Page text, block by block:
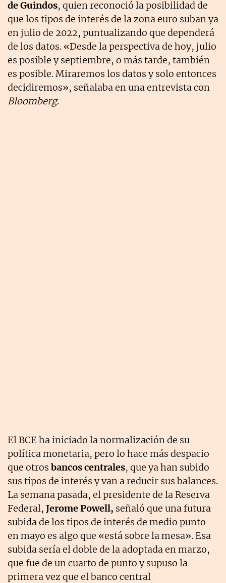
de Guindos, quien reconoció la posibilidad de
que los tipos de interés de la zona euro suban ya
en julio de 2022, puntualizando que dependerá
de los datos. «Desde la perspectiva de hoy, julio
es posible y septiembre, o más tarde, también
es posible. Miraremos los datos y solo entonces
decidiremos», señalaba en una entrevista con
Bloomberg.
El BCE ha iniciado la normalización de su
política monetaria, pero lo hace más despacio
que otros bancos centrales, que ya han subido
sus tipos de interés y van a reducir sus balances.
La semana pasada, el presidente de la Reserva
Federal, Jerome Powell, señaló que una futura
subida de los tipos de interés de medio punto
en mayo es algo que «está sobre la mesa». Esa
subida sería el doble de la adoptada en marzo,
que fue de un cuarto de punto y supuso la
primera vez que el banco central